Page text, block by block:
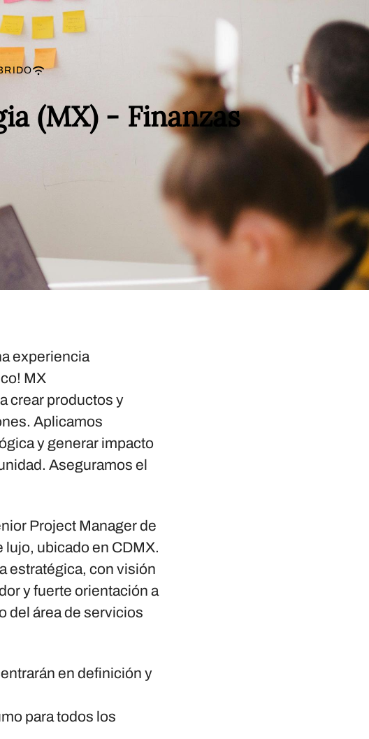
(MX) - Finanzas
experiencia
MX
crear productos y
Aplicamos
y generar impacto
Aseguramos el
Project Managerde
ubicado en CDMX.
estratégica, con visión
y fuerte orientación a
del área de servicios
en definición y
para todos los